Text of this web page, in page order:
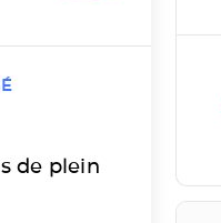
de plein